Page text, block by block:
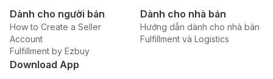
Dành cho người bán
How to Create a Seller
Account
Fulfillment by Ezbuy
Dành cho nhà bán
Hướng dẫn dành cho nhà bán
Fulfillment và Logistics
Download App